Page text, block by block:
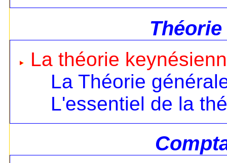
La théorie
La Théorie
L'essentiel de la